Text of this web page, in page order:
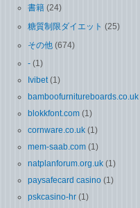
書籍 (24)
糖質制限ダイエット (25)
その他 (674)
- (1)
Ivibet (1)
bamboofurnitureboards.co.uk
blokkfont.com (1)
cornware.co.uk (1)
mem-saab.com (1)
natplanforum.org.uk (1)
paysafecard casino (1)
pskcasino-hr (1)